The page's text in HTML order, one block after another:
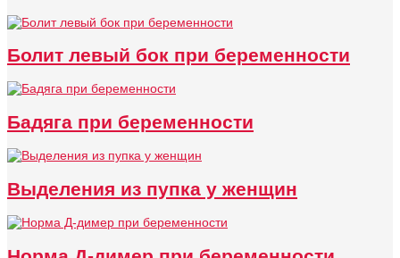
Болит левый бок при беременности
Бадяга при беременности
Выделения из пупка у женщин